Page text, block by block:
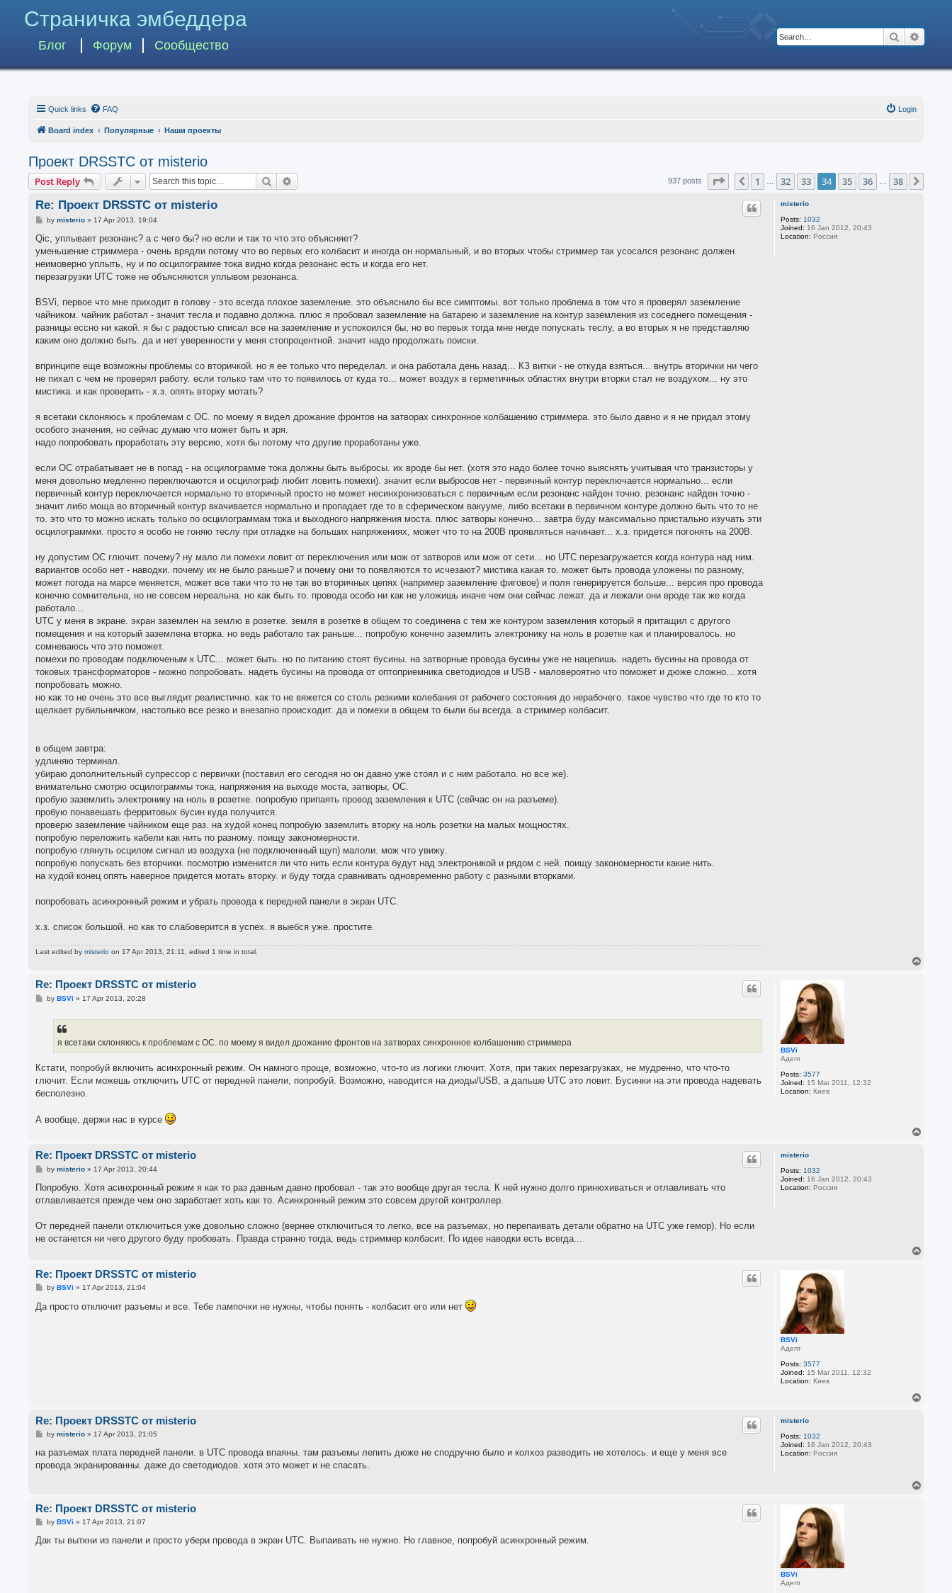
Страничка эмбеддера
Блог Форум Сообщество
Search
Quick links FAQ Login
Board index Популярные Наши проекты
Проект DRSSTC от misterio
Post Reply Search 937 posts Page 34 of38
Previous
1 32 33 34 35 36 38
misterio
Posts: 1032
Joined: 16 Jan 2012, 20:43
Location: Россия
Re: Проект DRSSTC от misterio
P
s
by misterio» 17 Apr 2013, 19:04
Qic, уплывает резонанс? а с чего бы? но если и так то что это объясняет?
уменьшение стриммера - очень врядли потому что во первых его колбасит и иногда он нормальный, и во вторых чтобы стриммер так усосался резонанс должен
неимоверно уплыть, ну и по осцилограмме тока видно когда резонанс есть и когда его нет.
перезагрузки UTC тоже не объясняются уплывом резонанса.
BSVi, первое что мне приходит в голову - это всегда плохое заземление. это объяснило бы все симптомы. вот только проблема в том что я проверял заземление
чайником. чайник работал - значит тесла и подавно должна. плюс я пробовал заземление на батарею и заземление на контур заземления из соседнего помещения -
разницы ессно ни какой. я бы с радостью списал все на заземление и успокоился бы, но во первых тогда мне негде попускать теслу, а во вторых я не представляю
каким оно должно быть. да и нет уверенности у меня стопроцентной. значит надо продолжать поиски.
впринципе еще возможны проблемы со вторичкой. но я ее только что переделал. и она работала день назад... КЗ витки - не откуда взяться... внутрь вторички ни чего
не пихал с чем не проверял работу. если только там что то появилось от куда то... может воздух в герметичных областях внутри вторки стал не воздухом... ну это
мистика. и как проверить - х.з. опять вторку мотать?
я всетаки склоняюсь к проблемам с ОС. по моему я видел дрожание фронтов на затворах синхронное колбашению стриммера. это было давно и я не придал этому
особого значения, но сейчас думаю что может быть и зря.
надо попробовать проработать эту версию, хотя бы потому что другие проработаны уже.
если ОС отрабатывает не в попад - на осцилограмме тока должны быть выбросы. их вроде бы нет. (хотя это надо более точно выяснять учитывая что транзисторы у
меня довольно медленно переключаются и осцилограф любит ловить помехи). значит если выбросов нет - первичный контур переключается нормально... если
первичный контур переключается нормально то вторичный просто не может несинхронизоваться с первичным если резонанс найден точно. резонанс найден точно -
значит либо моща во вторичный контур вкачивается нормально и пропадает где то в сферическом вакууме, либо всетаки в первичном контуре должно быть что то не
то. это что то можно искать только по осцилограммам тока и выходного напряжения моста. плюс затворы конечно... завтра буду максимально пристально изучать эти
осцилограммки. просто я особо не гоняю теслу при отладке на больших напряжениях, может что то на 200В проявляться начинает... х.з. придется погонять на 200В.
ну допустим ОС глючит. почему? ну мало ли помехи ловит от переключения или мож от затворов или мож от сети... но UTC перезагружается когда контура над ним.
вариантов особо нет - наводки. почему их не было раньше? и почему они то появляются то исчезают? мистика какая то. может быть провода уложены по разному,
может погода на марсе меняется, может все таки что то не так во вторичных цепях (например заземление фиговое) и поля генерируется больше... версия про провода
конечно сомнительна, но не совсем нереальна. но как быть то. провода особо ни как не уложишь иначе чем они сейчас лежат. да и лежали они вроде так же когда
работало...
UTC у меня в экране. экран заземлен на землю в розетке. земля в розетке в общем то соединена с тем же контуром заземления который я притащил с другого
помещения и на который заземлена вторка. но ведь работало так раньше... попробую конечно заземлить электронику на ноль в розетке как и планировалось. но
сомневаюсь что это поможет.
помехи по проводам подключеным к UTC... может быть. но по питанию стоят бусины. на затворные провода бусины уже не нацепишь. надеть бусины на провода от
токовых трансформаторов - можно попробовать. надеть бусины на провода от оптоприемника светодиодов и USB - маловероятно что поможет и дюже сложно... хотя
попробовать можно.
но как то не очень это все выглядит реалистично. как то не вяжется со столь резкими колебания от рабочего состояния до нерабочего. такое чувство что где то кто то
щелкает рубильничком, настолько все резко и внезапно происходит. да и помехи в общем то были бы всегда. а стриммер колбасит.
в общем завтра:
удлиняю терминал.
убираю дополнительный супрессор с первички (поставил его сегодня но он давно уже стоял и с ним работало. но все же).
внимательно смотрю осцилограммы тока, напряжения на выходе моста, затворы, ОС.
пробую заземлить электронику на ноль в розетке. попробую припаять провод заземления к UTC (сейчас он на разъеме).
пробую понавешать ферритовых бусин куда получится.
проверю заземление чайником еще раз. на худой конец попробую заземлить вторку на ноль розетки на малых мощностях.
попробую переложить кабели как нить по разному. поищу закономерности.
попробую глянуть осцилом сигнал из воздуха (не подключенный щуп) малоли. мож что увижу.
попробую попускать без вторчики. посмотрю изменится ли что нить если контура будут над электроникой и рядом с ней. поищу закономерности какие нить.
на худой конец опять наверное придется мотать вторку. и буду тогда сравнивать одновременно работу с разными вторками.
попробовать асинхронный режим и убрать провода к передней панели в экран UTC.
х.з. список большой. но как то слабоверится в успех. я выебся уже. простите.
Last edited by misterio on 17 Apr 2013, 21:11, edited 1 time in total.
BSVi
Адепт
Posts: 3577
Joined: 15 Mar 2011, 12:32
Location: Киев
Re: Проект DRSSTC от misterio
Pby BSVi » 17 Apr 2013, 20:28
я всетаки склоняюсь к проблемам с ОС. по моему я видел дрожание фронтов на затворах синхронное колбашению стриммера
Кстати, попробуй включить асинхронный режим. Он намного проще, возможно, что-то из логики глючит. Хотя, при таких перезагрузках, не мудренно, что что-то
глючит. Если можешь отключить UTC от передней панели, попробуй. Возможно, наводится на диоды/USB, а дальше UTC это ловит. Бусинки на эти провода надевать
бесполезно.
А вообще, держи нас в курсе
misterio
Posts: 1032
Joined: 16 Jan 2012, 20:43
Location: Россия
Re: Проект DRSSTC от misterio
P
s
by misterio» 17 Apr 2013, 20:44
Попробую. Хотя асинхронный режим я как то раз давным давно пробовал - так это вообще другая тесла. К ней нужно долго принюхиваться и отлавливать что
отлавливается прежде чем оно заработает хоть как то. Асинхронный режим это совсем другой контроллер.
От передней панели отключиться уже довольно сложно (вернее отключиться то легко, все на разъемах, но перепаивать детали обратно на UTC уже гемор). Но если
не останется ни чего другого буду пробовать. Правда странно тогда, ведь стриммер колбасит. По идее наводки есть всегда...
BSVi
Адепт
Posts: 3577
Joined: 15 Mar 2011, 12:32
Location: Киев
Re: Проект DRSSTC от misterio
P
s
t
by BSVi » 17 Apr 2013, 21:04
Да просто отключит разъемы и все. Тебе лампочки не нужны, чтобы понять - колбасит его или нет
misterio
Posts: 1032
Joined: 16 Jan 2012, 20:43
Location: Россия
Re: Проект DRSSTC от misterio
P
s
by misterio» 17 Apr 2013, 21:05
на разъемах плата передней панели. в UTC провода впаяны. там разъемы лепить дюже не сподручно было и колхоз разводить не хотелось. и еще у меня все
провода экранированны. даже до светодиодов. хотя это может и не спасать.
BSVi
Адепт
Re: Проект DRSSTC от misterio
P
s
by BSVi » 17 Apr 2013, 21:07
Дак ты выткни из панели и просто убери провода в экран UTC. Выпаивать не нужно. Но главное, попробуй асинхронный режим.